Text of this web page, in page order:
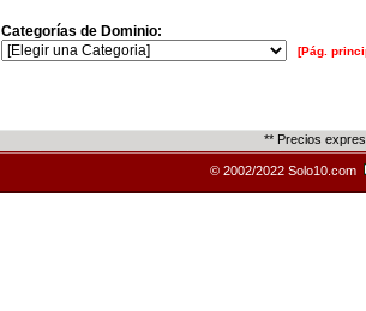
Categorías de Dominio:
[Pág.
** Precios
© 2002/2022 Solo10.com